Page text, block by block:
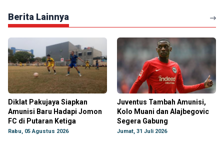
Berita Lainnya
Diklat Pakujaya Siapkan
Amunisi Baru Hadapi Jomon
FC di Putaran Ketiga
Rabu, 05 Agustus 2026
Juventus Tambah Amunisi,
Kolo Muani dan Alajbegovic
Segera Gabung
Jumat, 31 Juli 2026